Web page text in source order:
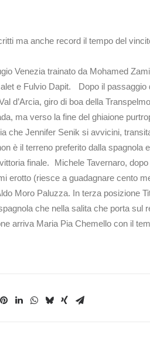
ma anche record il tempo del
Venezia trainato da Mohamed
e Fulvio Dapit. Dopo il
d’Arcia, giro di boa della
ma verso la fine del ghiaione
Jennifer Senik si avvicini,
è il terreno preferito dalla
finale. Michele Tavernaro,
erotto (riesce a guadagnare cento
Moro Paluzza. In terza posizione
che nella salita che porta sul
arriva Maria Pia Chemello con il